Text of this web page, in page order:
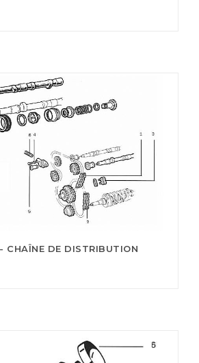
CHAÎNE DE DISTRIBUTION